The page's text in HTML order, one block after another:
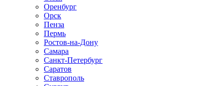
Оренбург
Орск
Пенза
Пермь
Ростов-на-Дону
Самара
Санкт-Петербург
Саратов
Ставрополь